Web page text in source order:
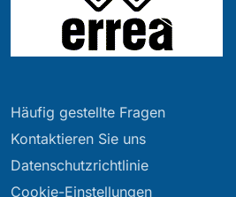
Häufig gestellte Fragen
Kontaktieren Sie uns
Datenschutzrichtlinie
Cookie-Einstellungen